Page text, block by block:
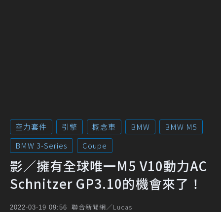
空力套件 引擎 概念車 BMW
BMW M5
BMW 3-Series
Coupe
影／擁有全球唯一M5 V10動力AC
Schnitzer GP3.10的機會來了！
2022-03-19 09:56 聯合新聞網／Lucas